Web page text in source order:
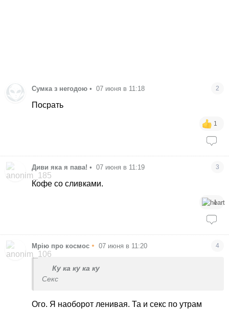
Сумка з негодою • 07 июня в 11:18 2
Посрать
1
Диви яка я пава! • 07 июня в 11:19 3
Кофе со сливками.
1
Мрію про космос • 07 июня в 11:20 4
Ку ка ку ка ку
Секс
Ого. Я наоборот ленивая. Та и секс по утрам